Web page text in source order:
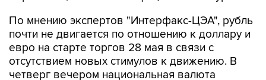
По мнению экспертов "Интерфакс-ЦЭА", рубль
почти не двигается по отношению к доллару и
евро на старте торгов 28 мая в связи с
отсутствием новых стимулов к движению. В
четверг вечером национальная валюта